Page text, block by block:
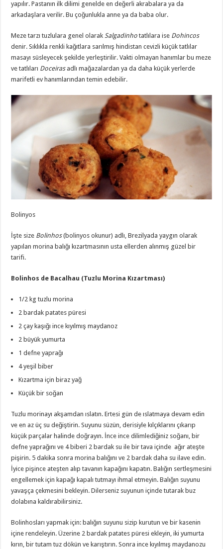
yapılır. Pastanın ilk dilimi genelde en değerli akrabalara ya da
arkadaşlara verilir. Bu çoğunlukla anne ya da baba olur.
Meze tarzı tuzlulara genel olarakSalgadinhotatlılara ise Dohincos
denir. Sıklıkla renkli kağıtlara sarılmış hindistan cevizli küçük tatlılar
masayı süsleyecek şekilde yerleştirilir. Vakti olmayan hanımlar bu meze
ve tatlıları Doceiras adlı mağazalardan ya da daha küçük yerlerde
marifetli ev hanımlarından temin edebilir.
Bolinyos
İşte size Bolinhos(bolinyos okunur) adlı, Brezilyada yaygın olarak
yapılan morina balığı kızartmasının usta ellerden alınmış güzel bir
tarifi.
Bolinhos de Bacalhau (Tuzlu Morina Kızartması)
1/2 kg tuzlu morina
2 bardak patates püresi
2 çay kaşığı ince kıyılmış maydanoz
2 büyük yumurta
1 defne yaprağı
4 yeşil biber
Kızartma için biraz yağ
Küçük bir soğan
Tuzlu morinayı akşamdan ıslatın. Ertesi gün de ıslatmaya devam edin
ve en az üç su değiştirin. Suyunu süzün, derisiyle kılçıklarını çıkarıp
küçük parçalar halinde doğrayın. İnce ince dilimlediğiniz soğanı, bir
defne yaprağını ve 4 biberi 2 bardak su ile bir tava içinde ağır ateşte
pişirin. 5 dakika sonra morina balığını ve 2 bardak daha su ilave edin.
İyice pişince ateşten alıp tavanın kapağını kapatın. Balığın sertleşmesini
engellemek için kapağı kapalı tutmayı ihmal etmeyin. Balığın suyunu
yavaşça çekmesini bekleyin. Dilerseniz suyunun içinde tutarak buz
dolabına kaldırabilirsiniz.
Bolinhosları yapmak için: balığın suyunu sizip kurutun ve bir kasenin
içine rendeleyin. Üzerine 2 bardak patates püresi ekleyin, iki yumurta
kırın, bir tutam tuz dökün ve karıştırın. Sonra ince kıyılmış maydanozu